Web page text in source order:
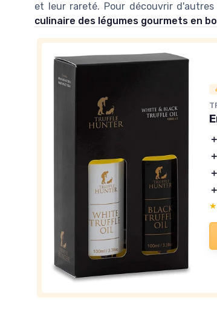
et leur rareté. Pour découvrir
culinaire des légumes gourmets en
＋
＋
＋
＋